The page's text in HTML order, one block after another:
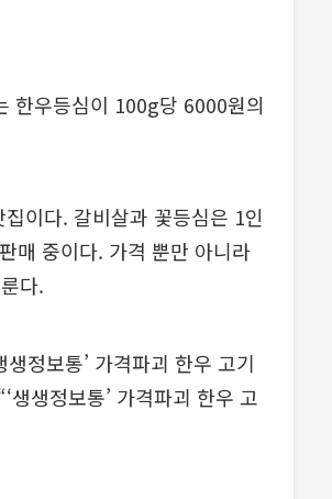
한우등심이 100g당 6000원의
이다. 갈비살과 꽃등심은 1인
매 중이다. 가격 뿐만 아니라
다.
정보통’ 가격파괴 한우 고기
생생정보통’ 가격파괴 한우 고